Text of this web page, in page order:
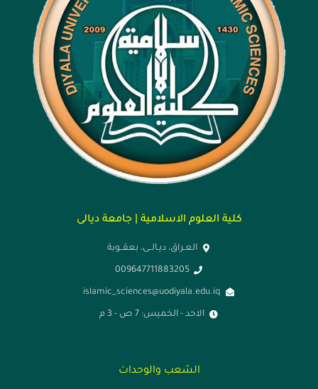
كلية العلوم الاسلامية | جامعة ديالى
العـراق، ديـالــى، بعقــوبة
009647711883205
islamic_sciences@uodiyala.edu.iq
الاحد - الخميس: 7 ص - 3 م
الشعب والوحدات